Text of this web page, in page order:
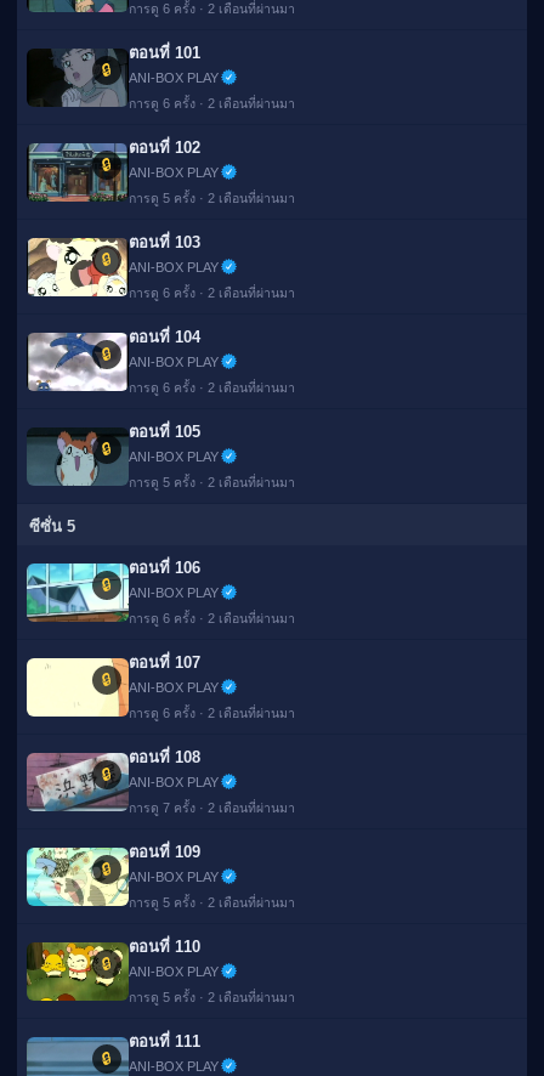
การดู 6 ครั้ง · 2 เดือนที่ผ่านมา
🔒
ตอนที่ 101
ANI-BOX PLAY
การดู 6 ครั้ง · 2 เดือนที่ผ่านมา
🔒
ตอนที่ 102
ANI-BOX PLAY
การดู 5 ครั้ง · 2 เดือนที่ผ่านมา
🔒
ตอนที่ 103
ANI-BOX PLAY
การดู 6 ครั้ง · 2 เดือนที่ผ่านมา
🔒
ตอนที่ 104
ANI-BOX PLAY
การดู 6 ครั้ง · 2 เดือนที่ผ่านมา
🔒
ตอนที่ 105
ANI-BOX PLAY
การดู 5 ครั้ง · 2 เดือนที่ผ่านมา
ซีซั่น 5
🔒
ตอนที่ 106
ANI-BOX PLAY
การดู 6 ครั้ง · 2 เดือนที่ผ่านมา
🔒
ตอนที่ 107
ANI-BOX PLAY
การดู 6 ครั้ง · 2 เดือนที่ผ่านมา
🔒
ตอนที่ 108
ANI-BOX PLAY
การดู 7 ครั้ง · 2 เดือนที่ผ่านมา
🔒
ตอนที่ 109
ANI-BOX PLAY
การดู 5 ครั้ง · 2 เดือนที่ผ่านมา
🔒
ตอนที่ 110
ANI-BOX PLAY
การดู 5 ครั้ง · 2 เดือนที่ผ่านมา
🔒
ตอนที่ 111
ANI-BOX PLAY